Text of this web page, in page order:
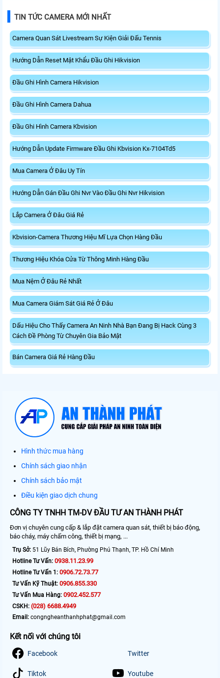
TIN TỨC CAMERA MỚI NHẤT
Camera Quan Sát Livestream Sự Kiện Giải Đấu Tennis
Hướng Dẫn Reset Mật Khẩu Đầu Ghi Hikvision
Đầu Ghi Hình Camera Hikvision
Đầu Ghi Hình Camera Dahua
Đầu Ghi Hình Camera Kbvision
Hướng Dẫn Update Firmware Đầu Ghi Kbvision Kx-7104Td5
Mua Camera Ở Đâu Uy Tín
Hướng Dẫn Gán Đầu Ghi Nvr Vào Đầu Ghi Nvr Hikvision
Lắp Camera Ở Đâu Giá Rẻ
Kbvision-Camera Thương Hiệu Mĩ Lựa Chọn Hàng Đầu
Thương Hiệu Khóa Cửa Từ Thông Minh Hàng Đầu
Mua Nệm Ở Đâu Rẻ Nhất
Mua Camera Giám Sát Giá Rẻ Ở Đâu
Dấu Hiệu Cho Thấy Camera An Ninh Nhà Bạn Đang Bị Hack Cùng 3
Cách Đề Phòng Từ Chuyên Gia Bảo Mật
Bán Camera Giá Rẻ Hàng Đầu
Hình thức mua hàng
Chính sách giao nhận
Chính sách bảo mật
Điều kiện giao dịch chung
CÔNG TY TNHH TM-DV ĐẦU TƯ AN THÀNH PHÁT
Đơn vị chuyên cung cấp & lắp đặt camera quan sát, thiết bị báo động,
báo cháy, máy chấm công, thiết bị mạng, ...
Trụ Sở: 51 Lũy Bán Bích, Phường Phú Thạnh, TP. Hồ Chí Minh
Hotline Tư Vấn: 0938.11.23.99
Hotline Tư Vấn 1: 0906.72.73.77
Tư Vấn Kỹ Thuật: 0906.855.330
Tư Vấn Mua Hàng: 0902.452.577
CSKH: (028) 6688.4949
Email: congngheanthanhphat@gmail.com
Kết nối với chúng tôi
Facebook Twitter
Tiktok Youtube